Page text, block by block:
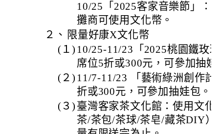
10/25「2025客家音樂節」：
攤商可使用文化幣。
２、 限量好康X文化幣
(１) 10/25-11/23「2025桃園鐵玫
席位5折或300元，可參加抽
(２) 11/7-11/23 「藝術綠洲創作
折或300元，可參加抽娃包。
(３) 臺灣客家茶文化館：使用文
茶/茶包/茶球/茶皂/藏茶DIY